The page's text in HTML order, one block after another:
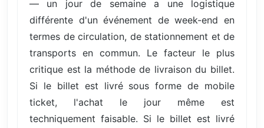
— un jour de semaine a une logistique
différente d'un événement de week-end en
termes de circulation, de stationnement et de
transports en commun. Le facteur le plus
critique est la méthode de livraison du billet.
Si le billet est livré sous forme de mobile
ticket, l'achat le jour même est
techniquement faisable. Si le billet est livré